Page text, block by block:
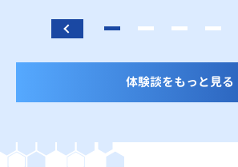
体験談をもっと見る